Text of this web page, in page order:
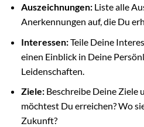
Auszeichnungen:Liste alle
Anerkennungen auf, die Du
Interessen:Teile Deine
einen Einblick in Deine
Leidenschaften.
Ziele:Beschreibe Deine Ziele
möchtest Du erreichen? Wo
Zukunft?